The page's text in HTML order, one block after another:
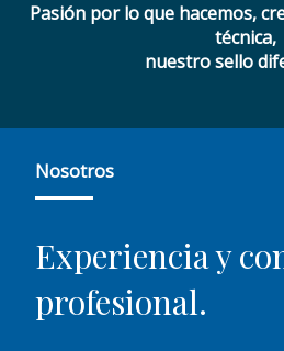
Pasión por lo que hacemos,
técnica,
nuestro sello
Nosotros
Experiencia y
profesional.